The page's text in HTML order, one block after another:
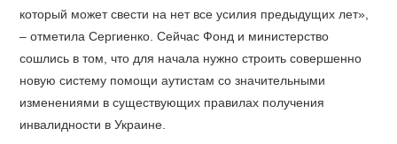
который может свести на нет все усилия предыдущих лет»,
– отметила Сергиенко. Сейчас Фонд и министерство
сошлись в том, что для начала нужно строить совершенно
новую систему помощи аутистам со значительными
изменениями в существующих правилах получения
инвалидности в Украине.